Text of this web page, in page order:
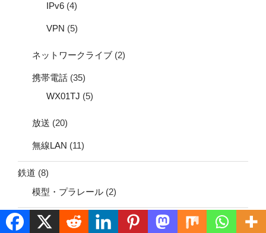
IPv6 (4)
VPN (5)
ネットワークライブ (2)
携帯電話 (35)
WX01TJ (5)
放送 (20)
無線LAN (11)
鉄道 (8)
模型・プラレール (2)
雑談
(74)